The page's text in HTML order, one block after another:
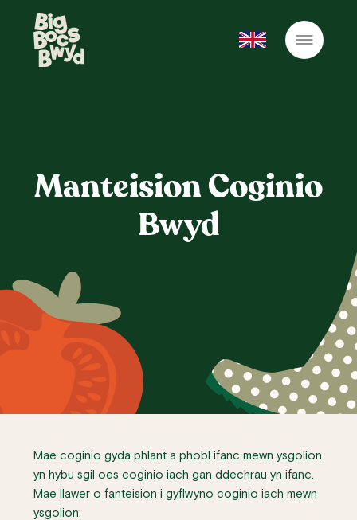
Manteision Coginio
Bwyd
Mae coginio gyda phlant a phobl ifanc mewn ysgolion
yn hybu sgil oes coginio iach gan ddechrau yn ifanc.
Mae llawer o fanteision i gyflwyno coginio iach mewn
ysgolion: